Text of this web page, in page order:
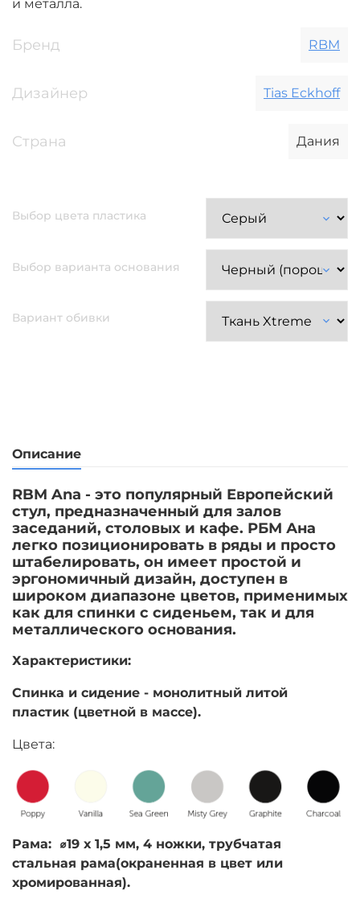
Бренд RBM
Дизайнер Tias Eckhoff
Страна Дания
Выбор цвета пластика
Выбор варианта основания
Вариант обивки
и металла.
Описание
RBM Ana - это популярный Европейский
стул, предназначенный для залов
заседаний, столовых и кафе. РБМ Ана
легко позиционировать в ряды и просто
штабелировать, он имеет простой и
эргономичный дизайн, доступен в
широком диапазоне цветов, применимых
как для спинки с сиденьем, так и для
металлического основания.
Характеристики:
Спинка и сидение - монолитный литой
пластик (цветной в массе).
Цвета:
Рама: ⌀19 х 1,5 мм, 4 ножки, трубчатая
стальная рама(окраненная в цвет или
хромированная).